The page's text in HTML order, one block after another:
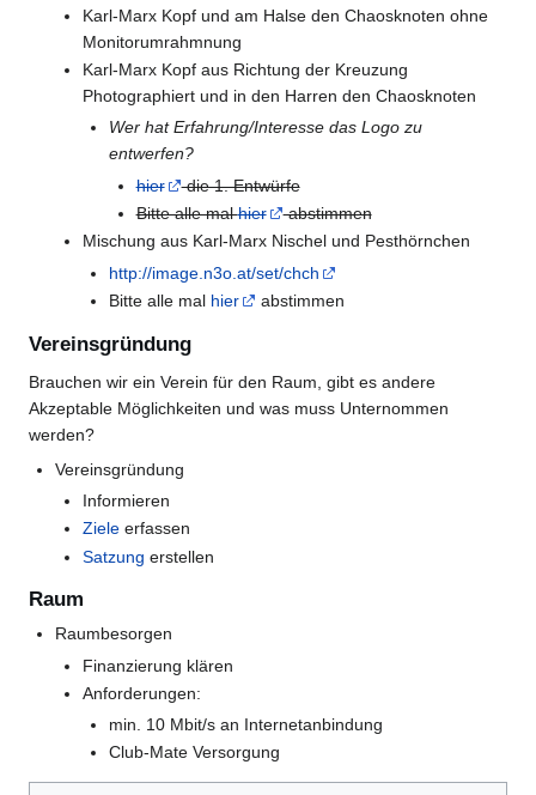
Karl-Marx Kopf und am Halse den Chaosknoten ohne
Monitorumrahmnung
Karl-Marx Kopf aus Richtung der Kreuzung
Photographiert und in den Harren den Chaosknoten
Wer hat Erfahrung/Interesse das Logo zu
entwerfen?
hier
die 1. Entwürfe
Bitte alle malhier
abstimmen
Mischung aus Karl-Marx Nischel und Pesthörnchen
http://image.n3o.at/set/chch
Bitte alle mal hier abstimmen
Vereinsgründung
Brauchen wir ein Verein für den Raum, gibt es andere
Akzeptable Möglichkeiten und was muss Unternommen
werden?
Vereinsgründung
Informieren
Zieleerfassen
Satzung erstellen
Raum
Raumbesorgen
Finanzierung klären
Anforderungen:
min. 10 Mbit/s an Internetanbindung
Club-Mate Versorgung